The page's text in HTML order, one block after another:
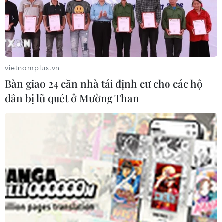
Không được thu thêm tiền của người
bệnh BHYT nếu không khám theo
yêu cầu
05/08/2026 02:26
Bác sỹ vượt biển giữa đêm cứu
thuyền viên người Nga nghi bị đột
Tháo gỡ "điểm nghẽn" dữ liệu: Bộ Y
tế tăng tốc chuyển đổi số toàn diện
04/08/2026 08:08
vietnamplus.vn
Bàn giao 24 căn nhà tái định cư cho các hộ
dân bị lũ quét ở Mường Than